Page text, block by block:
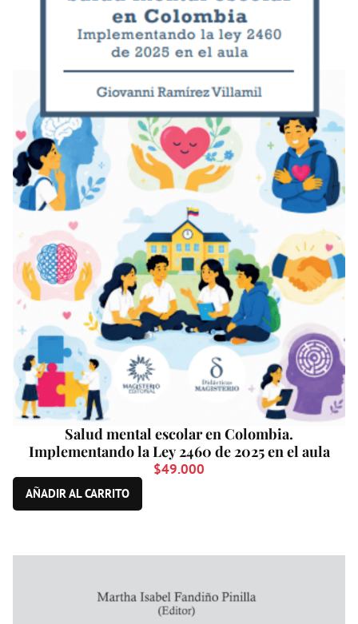
Salud mental escolar en Colombia.
Implementando la Ley 2460 de 2025 en el aula
$49.000
AÑADIR AL CARRITO